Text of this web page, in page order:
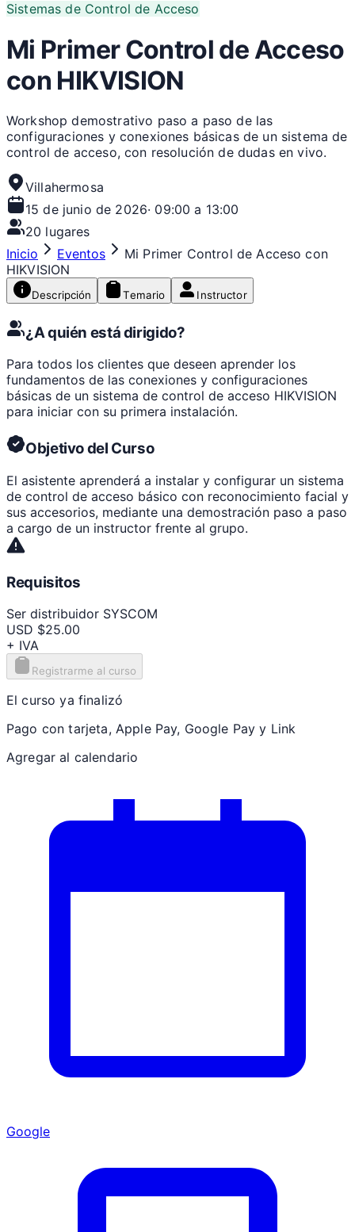
Sistemas de Control de Acceso
Mi Primer Control de Acceso
con HIKVISION
Workshop demostrativo paso a paso de las
configuraciones y conexiones básicas de un sistema de
control de acceso, con resolución de dudas en vivo.
Villahermosa
15 de junio de 2026· 09:00 a 13:00
20 lugares
Inicio
Eventos
Mi Primer Control de Acceso con
HIKVISION
Descripción Temario Instructor
¿A quién está dirigido?
Para todos los clientes que deseen aprender los
fundamentos de las conexiones y configuraciones
básicas de un sistema de control de acceso HIKVISION
para iniciar con su primera instalación.
Objetivo del Curso
El asistente aprenderá a instalar y configurar un sistema
de control de acceso básico con reconocimiento facial y
sus accesorios, mediante una demostración paso a paso
a cargo de un instructor frente al grupo.
Requisitos
Ser distribuidor SYSCOM
USD $25.00
+ IVA
Registrarme al curso
El curso ya finalizó
Pago con tarjeta, Apple Pay, Google Pay y Link
Agregar al calendario
Google